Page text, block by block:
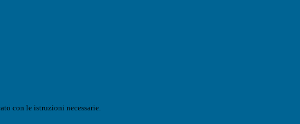
con le istruzioni necessarie.